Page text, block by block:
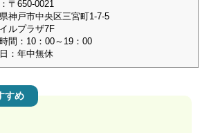
〒650-0021
神戸市中央区三宮町1-7-5
ルプラザ7F
間：10：00～19：00
：年中無休
すめ